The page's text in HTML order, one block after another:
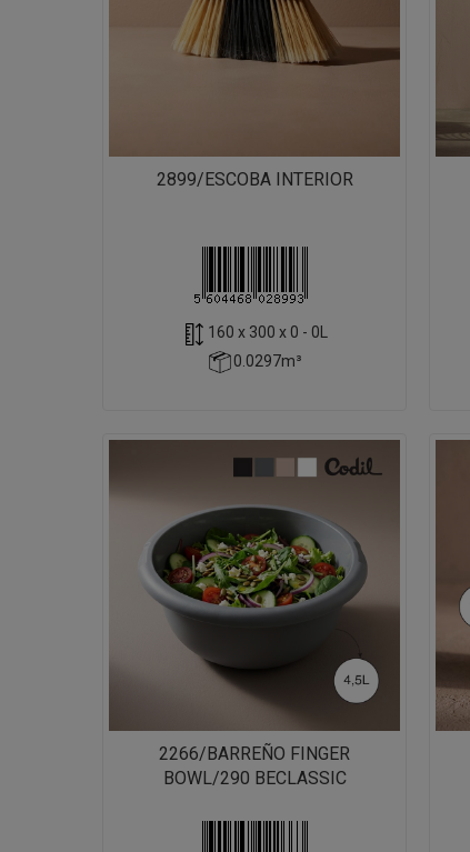
2899/ESCOBA INTERIOR
160 x 300 x 0 - 0L
0.0297m³
2266/BARREÑO FINGER
BOWL/290 BECLASSIC